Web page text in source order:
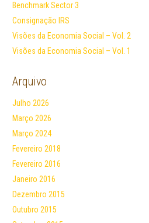
Benchmark Sector 3
Consignação IRS
Visões da Economia Social – Vol. 2
Visões da Economia Social – Vol. 1
Arquivo
Julho 2026
Março 2026
Março 2024
Fevereiro 2018
Fevereiro 2016
Janeiro 2016
Dezembro 2015
Outubro 2015